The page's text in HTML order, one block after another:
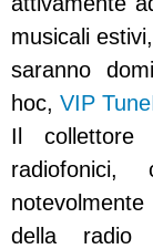
musicali
saranno
hoc, VIP
Il collettore
della radio